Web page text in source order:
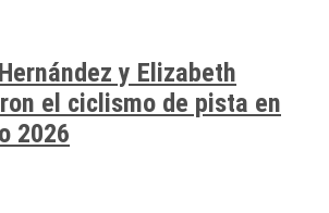
y Elizabeth
el ciclismo de pista en
2026